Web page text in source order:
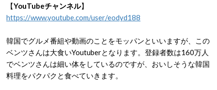
【YouTubeチャンネル】
https://www.youtube.com/user/eodyd188
韓国でグルメ番組や動画のことをモッパンといいますが、この
ベンツさんは大食いYoutuberとなります。登録者数は160万人
でベンツさんは細い体をしているのですが、おいしそうな韓国
料理をパクパクと食べていきます。